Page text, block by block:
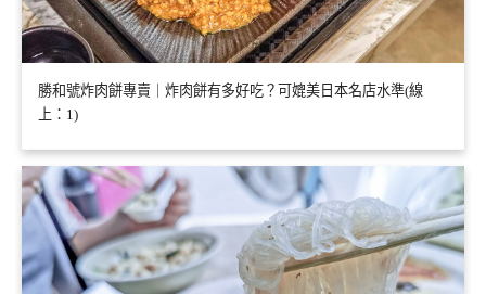
勝和號炸肉餅專賣｜炸肉餅有多好吃？可媲美日本名店水準(線
上：1)